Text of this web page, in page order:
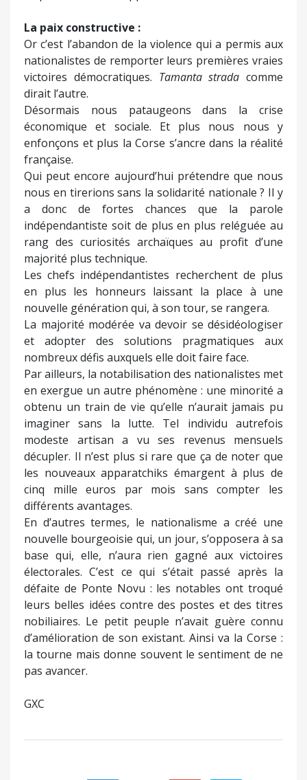
La paix constructive :
Or c’est l’abandon de la violence qui a permis aux
nationalistes de remporter leurs premières vraies
victoires démocratiques. Tamanta strada comme
dirait l’autre.
Désormais nous pataugeons dans la crise
économique et sociale. Et plus nous nous y
enfonçons et plus la Corse s’ancre dans la réalité
française.
Qui peut encore aujourd’hui prétendre que nous
nous en tirerions sans la solidarité nationale ? Il y
a donc de fortes chances que la parole
indépendantiste soit de plus en plus reléguée au
rang des curiosités archaïques au profit d’une
majorité plus technique.
Les chefs indépendantistes recherchent de plus
en plus les honneurs laissant la place à une
nouvelle génération qui, à son tour, se rangera.
La majorité modérée va devoir se désidéologiser
et adopter des solutions pragmatiques aux
nombreux défis auxquels elle doit faire face.
Par ailleurs, la notabilisation des nationalistes met
en exergue un autre phénomène : une minorité a
obtenu un train de vie qu’elle n’aurait jamais pu
imaginer sans la lutte. Tel individu autrefois
modeste artisan a vu ses revenus mensuels
décupler. Il n’est plus si rare que ça de noter que
les nouveaux apparatchiks émargent à plus de
cinq mille euros par mois sans compter les
différents avantages.
En d’autres termes, le nationalisme a créé une
nouvelle bourgeoisie qui, un jour, s’opposera à sa
base qui, elle, n’aura rien gagné aux victoires
électorales. C’est ce qui s’était passé après la
défaite de Ponte Novu : les notables ont troqué
leurs belles idées contre des postes et des titres
nobiliaires. Le petit peuple n’avait guère connu
d’amélioration de son existant. Ainsi va la Corse :
la tourne mais donne souvent le sentiment de ne
pas avancer.
GXC